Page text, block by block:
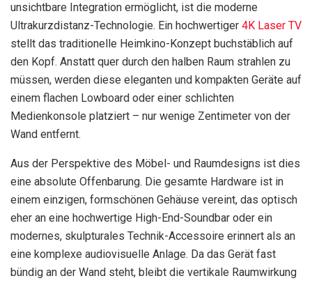
unsichtbare Integration ermöglicht, ist die moderne
Ultrakurzdistanz-Technologie. Ein hochwertiger 4K Laser TV
stellt das traditionelle Heimkino-Konzept buchstäblich auf
den Kopf. Anstatt quer durch den halben Raum strahlen zu
müssen, werden diese eleganten und kompakten Geräte auf
einem flachen Lowboard oder einer schlichten
Medienkonsole platziert – nur wenige Zentimeter von der
Wand entfernt.
Aus der Perspektive des Möbel- und Raumdesigns ist dies
eine absolute Offenbarung. Die gesamte Hardware ist in
einem einzigen, formschönen Gehäuse vereint, das optisch
eher an eine hochwertige High-End-Soundbar oder ein
modernes, skulpturales Technik-Accessoire erinnert als an
eine komplexe audiovisuelle Anlage. Da das Gerät fast
bündig an der Wand steht, bleibt die vertikale Raumwirkung